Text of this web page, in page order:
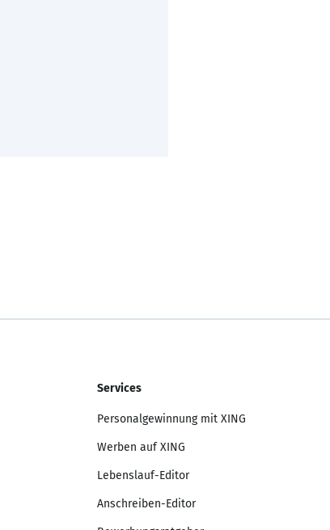
Services
Personalgewinnung mit XING
Werben auf XING
Lebenslauf-Editor
Anschreiben-Editor